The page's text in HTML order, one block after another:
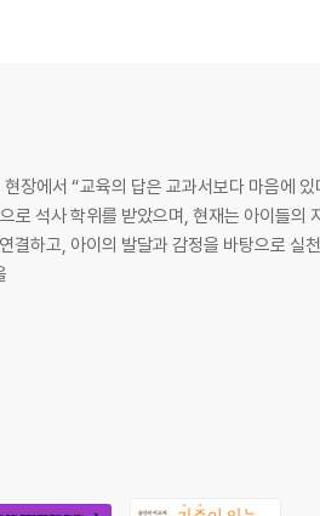
석사 학위를 받았으며, 현재는 아이들의
하고, 아이의 발달과 감정을 바탕으로 실